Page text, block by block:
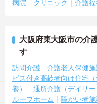
病院 クリニック 介護福
大阪府東大阪市の介
す
訪問介護 介護老人保健施
ビス付き高齢者向け住宅（
養）
通所介護（デイサー
ループホーム
障がい者施